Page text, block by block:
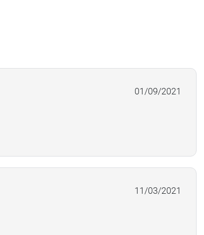
01/09/2021
11/03/2021